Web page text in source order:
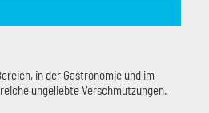
in der Gastronomie und im
ungeliebte Verschmutzungen.